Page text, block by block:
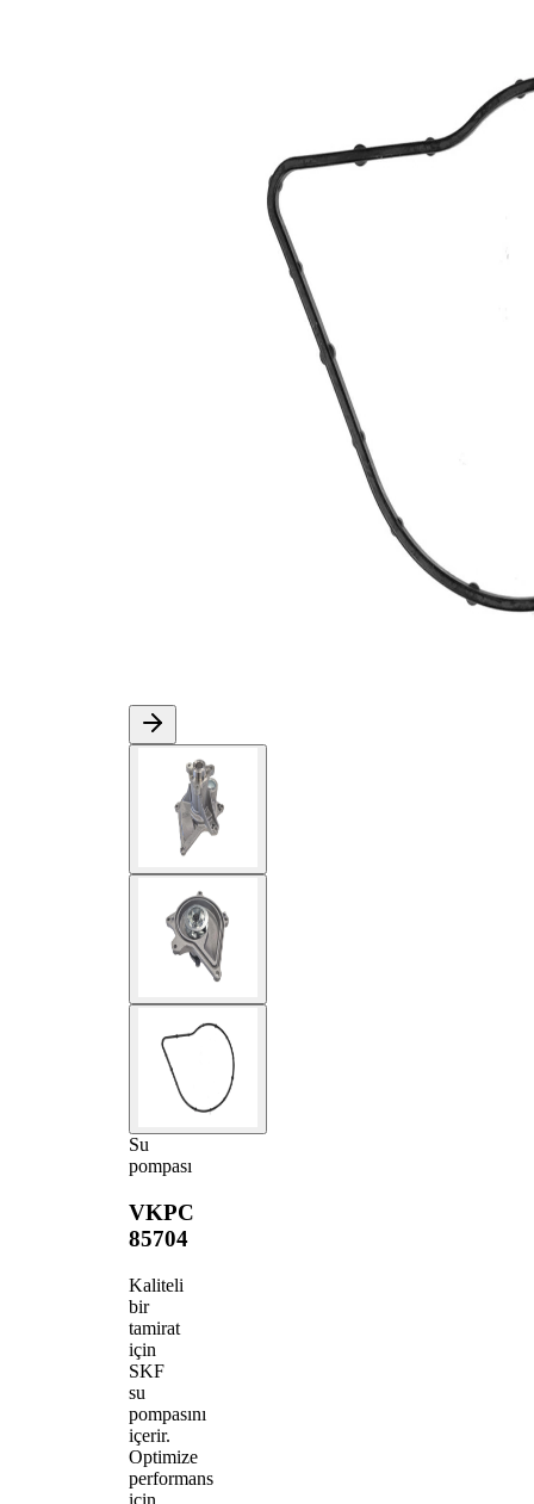
Su
pompası
VKPC
85704
Kaliteli
bir
tamirat
için
SKF
su
pompasını
içerir.
Optimize
performans
için